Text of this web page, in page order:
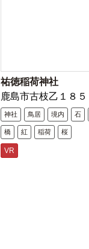
祐徳稲荷神社
鹿島市古枝乙１８５
神社 鳥居 境内 石
橋 紅 稲荷 桜
VR